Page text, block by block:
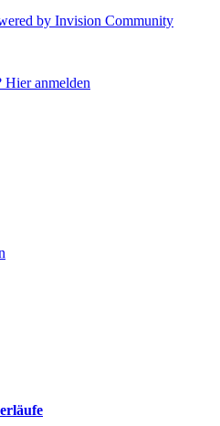
by Invision Community
Hier anmelden